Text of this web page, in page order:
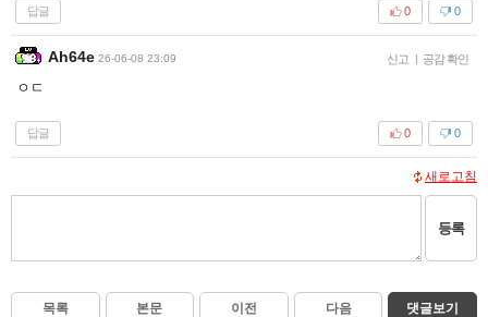
답글 0
0
Ah64e 26-06-08 23:09 신고 | 공감 확인
ㅇㄷ
답글 0
0
새로고침
등록
목록 본문 이전 다음 댓글보기